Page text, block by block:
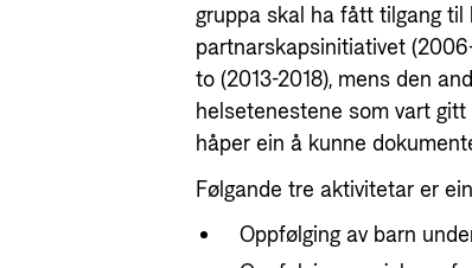
gruppa skal ha fått tilgang
partnarskapsinitiativet
to (2013-2018), mens den
helsetenestene som vart
håper ein å kunne
Følgande tre aktivitetar er
Oppfølging av barn